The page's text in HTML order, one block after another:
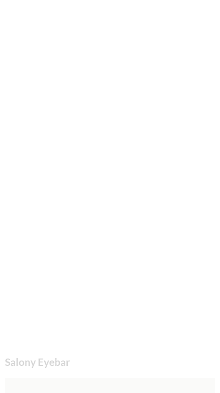
Salony Eyebar